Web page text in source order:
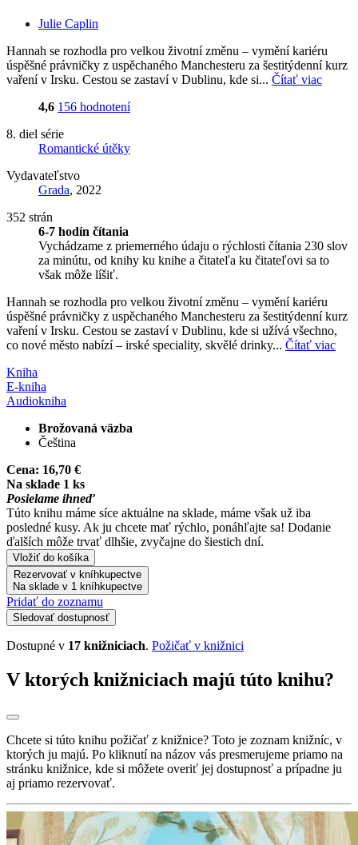
Julie Caplin
Hannah se rozhodla pro velkou životní změnu – vymění kariéru
úspěšné právničky z uspěchaného Manchesteru za šestitýdenní kurz
vaření v Irsku. Cestou se zastaví v Dublinu, kde si... Čítať viac
4,6 156 hodnotení
8. diel série
Romantické útěky
Vydavateľstvo
Grada, 2022
352 strán
6-7 hodín čítania
Vychádzame z priemerného údaju o rýchlosti čítania 230 slov
za minútu, od knihy ku knihe a čitateľa ku čitateľovi sa to
však môže líšiť.
Hannah se rozhodla pro velkou životní změnu – vymění kariéru
úspěšné právničky z uspěchaného Manchesteru za šestitýdenní kurz
vaření v Irsku. Cestou se zastaví v Dublinu, kde si užívá všechno,
co nové město nabízí – irské speciality, skvělé drinky... Čítať viac
Kniha
E-kniha
Audiokniha
Brožovaná väzba
Čeština
Cena: 16,70 €
Na sklade 1 ks
Posielame ihneď
Túto knihu máme síce aktuálne na sklade, máme však už iba
posledné kusy. Ak ju chcete mať rýchlo, ponáhľajte sa! Dodanie
ďalších môže trvať dlhšie, zvyčajne do šiestich dní.
Vložiť do košíka
Rezervovať v kníhkupectve
Na sklade v 1 kníhkupectve
Pridať do zoznamu
Sledovať dostupnosť
Dostupné v 17 knižniciach. Požičať v knižnici
V ktorých knižniciach majú túto knihu?
Chcete si túto knihu požičať z knižnice? Toto je zoznam knižníc, v
ktorých ju majú. Po kliknutí na názov vás presmerujeme priamo na
stránku knižnice, kde si môžete overiť jej dostupnosť a prípadne ju
aj priamo rezervovať.